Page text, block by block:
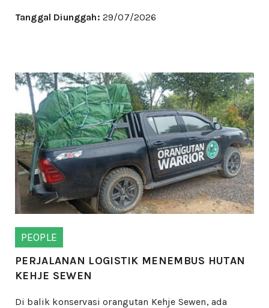
Tanggal Diunggah: 29/07/2026
PEOPLE
PERJALANAN LOGISTIK MENEMBUS HUTAN
KEHJE SEWEN
Di balik konservasi orangutan Kehje Sewen, ada